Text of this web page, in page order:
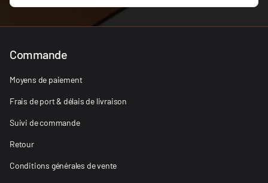
Commande
Moyens de paiement
Frais de port & délais de livraison
Suivi de commande
Retour
Conditions générales de vente